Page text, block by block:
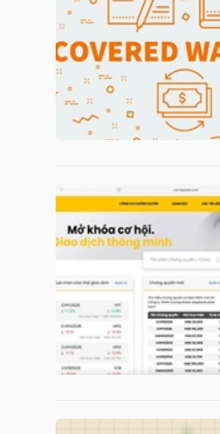
DOANH